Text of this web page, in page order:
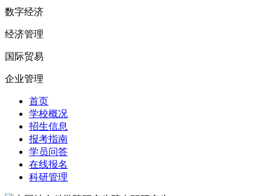
数字经济
经济管理
国际贸易
企业管理
首页
学校概况
招生信息
报考指南
学员问答
在线报名
科研管理